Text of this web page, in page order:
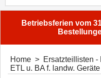
Betriebsferien vom
Home > Ersatzteillisten
ETL u. BA f. landw.